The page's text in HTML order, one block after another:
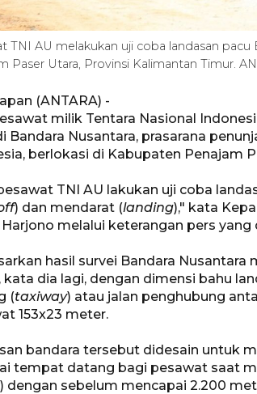
TNI AU melakukan uji coba landasan
Paser Utara, Provinsi Kalimantan Timur.
(ANTARA) -
milik Tentara Nasional
Bandara Nusantara, prasarana
berlokasi di Kabupaten Penajam
TNI AU lakukan uji coba
) dan mendarat (landing)," kata
Harjono melalui keterangan pers
hasil survei Bandara
kata dia lagi, dengan dimensi bahu
(taxiway) atau jalan penghubung
153x23 meter.
bandara tersebut didesain untuk
tempat datang bagi pesawat saat
) dengan sebelum mencapai 2.200